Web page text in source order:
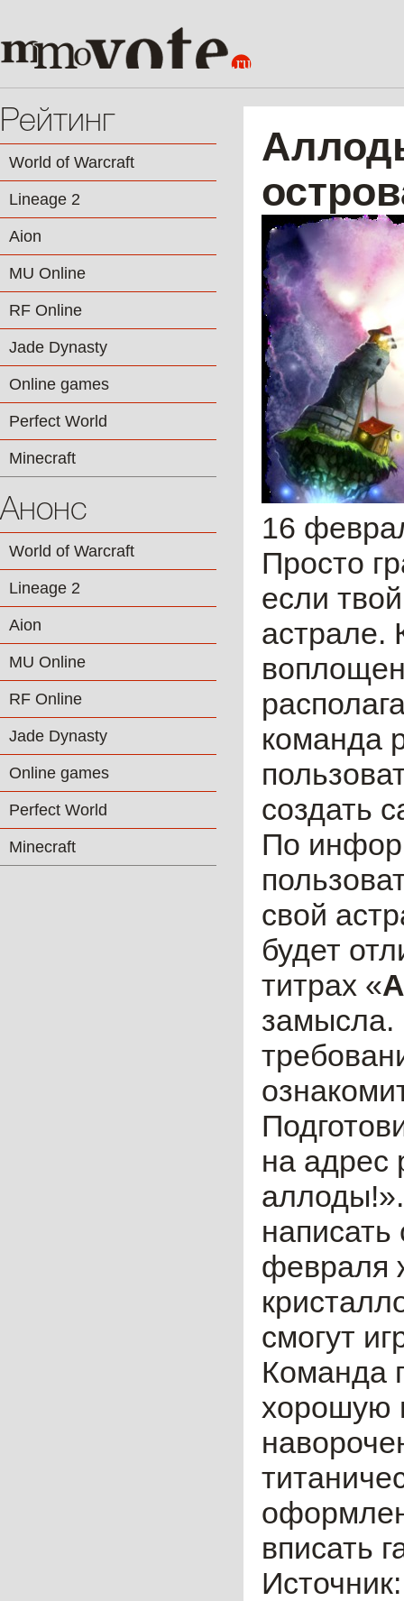
Рейтинг
World of Warcraft
Lineage 2
Aion
MU Online
RF Online
Jade Dynasty
Online games
Perfect World
Minecraft
Анонс
World of Warcraft
Lineage 2
Aion
MU Online
RF Online
Jade Dynasty
Online games
Perfect World
Minecraft
16
Просто
если
астрале.
команда
создать
По
свой
будет
титрах «
замысла.
на адрес
февраля
смогут
Команда
хорошую
вписать